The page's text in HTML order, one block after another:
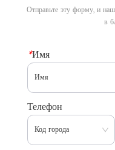
Отправьте эту форму, и
в
*Имя
Телефон